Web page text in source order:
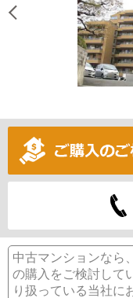
中古マンションなら
の購入をご検討して
り扱っている当社に